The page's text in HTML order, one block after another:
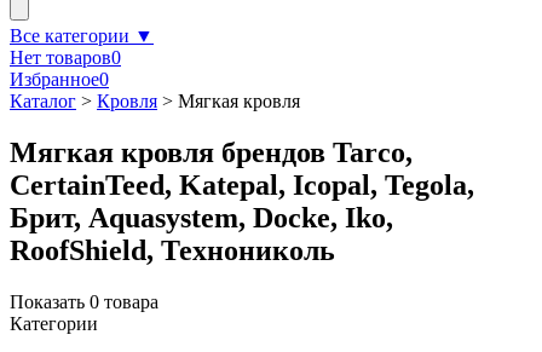
Все категории ▼
Нет товаров0
Избранное0
Каталог > Кровля > Мягкая кровля
Мягкая кровля брендов Tarco,
CertainTeed, Katepal, Icopal, Tegola,
Брит, Aquasystem, Docke, Iko,
RoofShield, Технониколь
Показать 0 товара
Категории